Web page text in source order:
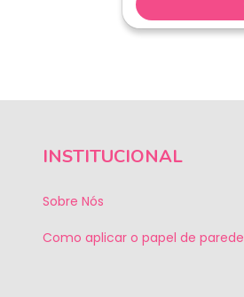
INSTITUCIONAL
Sobre Nós
Como aplicar o papel de parede